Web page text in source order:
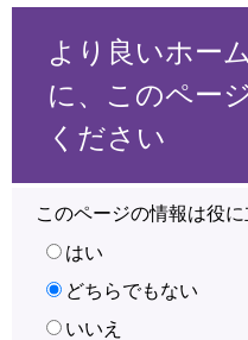
より良いホー
に、このペー
ください
このページの情報は役
はい
どちらでもない
いいえ